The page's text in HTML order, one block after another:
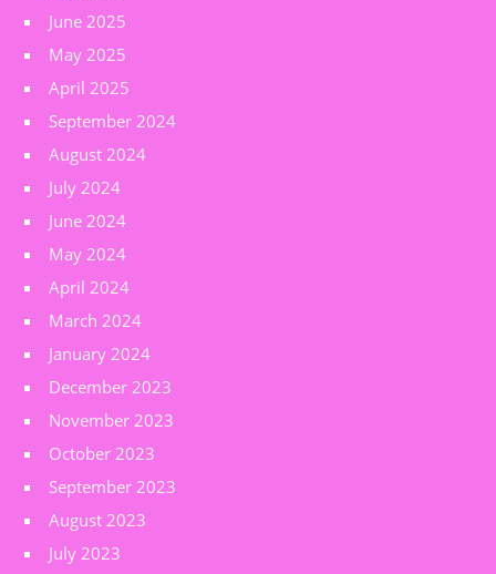
June 2025
May 2025
April 2025
September 2024
August 2024
July 2024
June 2024
May 2024
April 2024
March 2024
January 2024
December 2023
November 2023
October 2023
September 2023
August 2023
July 2023